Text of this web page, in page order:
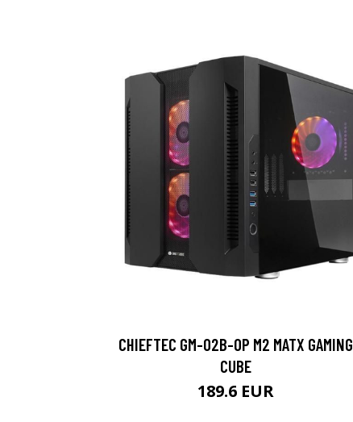
CHIEFTEC GM-02B-OP M2 MATX GAMING
CUBE
189.6 EUR